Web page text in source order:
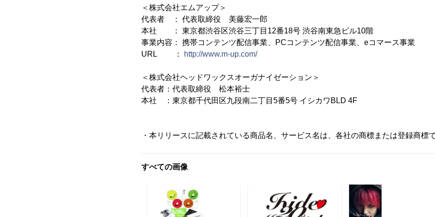
＜株式会社エムアップ＞
代表者 ： 代表取締役 美藤宏一郎
本社 ： 東京都渋谷区渋谷三丁目12番18号 渋谷南東急ビル10階
事業内容： 携帯コンテンツ配信事業、PCコンテンツ配信事業、eコマース事業
URL ：
http://www.m-up.com/
＜株式会社ヘッドワックスオーガナイゼーション＞
代表者：代表取締役 松本裕士
本社 ：東京都千代田区九段南二丁目5番5号 イシカワBLD 4F
・本リリースに記載されている商品名、サービス名は、各社の商標または登録商標
すべての画像